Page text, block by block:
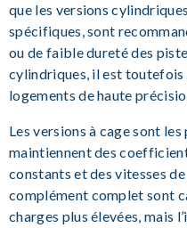
que les versions
spécifiques, sont
ou de faible dureté des
cylindriques, il est toutefois
logements de haute
Les versions à cage sont
maintiennent des
constants et des vitesses
complément complet sont
charges plus élevées, mais